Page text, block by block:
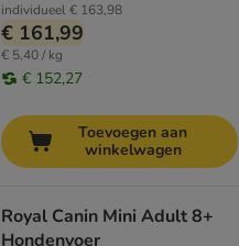
individueel€ 163,98
€ 161,99
€ 5,40 / kg
€ 152,27
Toevoegen aan
winkelwagen
Royal Canin Mini Adult 8+
Hondenvoer